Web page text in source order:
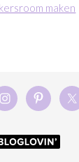
maken